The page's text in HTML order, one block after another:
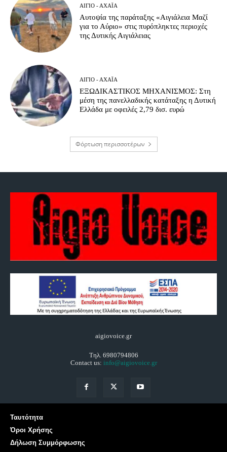
ΑΊΓΙΟ - ΑΧΑΪ́Α
Αυτοψία της παράταξης «Αιγιάλεια Μαζί
για το Αύριο» στις πυρόπληκτες περιοχές
της Δυτικής Αιγιάλειας
ΑΊΓΙΟ - ΑΧΑΪ́Α
ΕΞΩΔΙΚΑΣΤΙΚΟΣ ΜΗΧΑΝΙΣΜΟΣ: Στη
μέση της πανελλαδικής κατάταξης η Δυτική
Ελλάδα με οφειλές 2,79 δισ. ευρώ
Φόρτωση περισσοτέρων
aigiovoice.gr
Τηλ. 6980794806
Contact us: info@aigiovoice.gr
Ταυτότητα
Όροι Χρήσης
Δήλωση Συμμόρφωσης